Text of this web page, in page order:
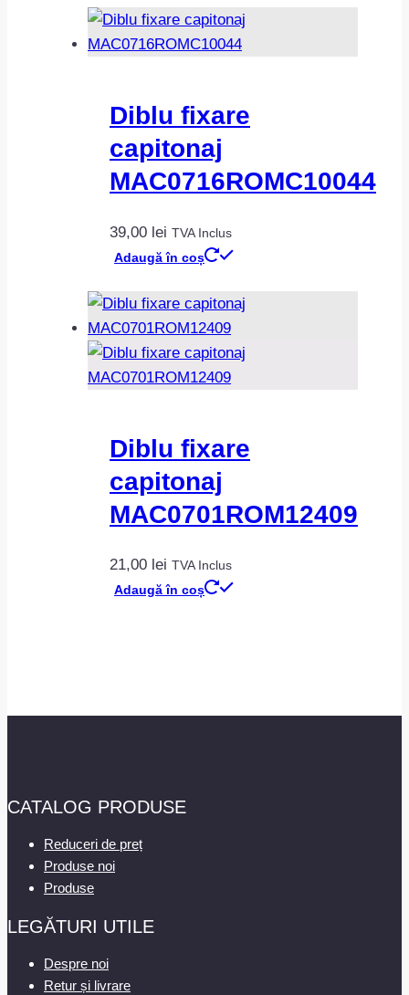
Diblu fixare
capitonaj
MAC0716ROMC10044
39,00 lei TVA Inclus
Adaugă în coș
Diblu fixare
capitonaj
MAC0701ROM12409
21,00 lei TVA Inclus
Adaugă în coș
CATALOG PRODUSE
Reduceri de preț
Produse noi
Produse
LEGĂTURI UTILE
Despre noi
Retur și livrare